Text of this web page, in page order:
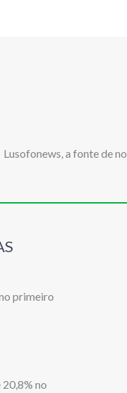
Lusofonews, a fonte de
primeiro
no